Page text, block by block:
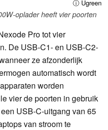
ⓘ Ugreen
oplader heeft vier poorten
Pro tot vier
De USB-C1- en USB-C2-
ze afzonderlijk
automatisch wordt
worden
vier de poorten in gebruik
USB-C-uitgang van 65
van stroom te